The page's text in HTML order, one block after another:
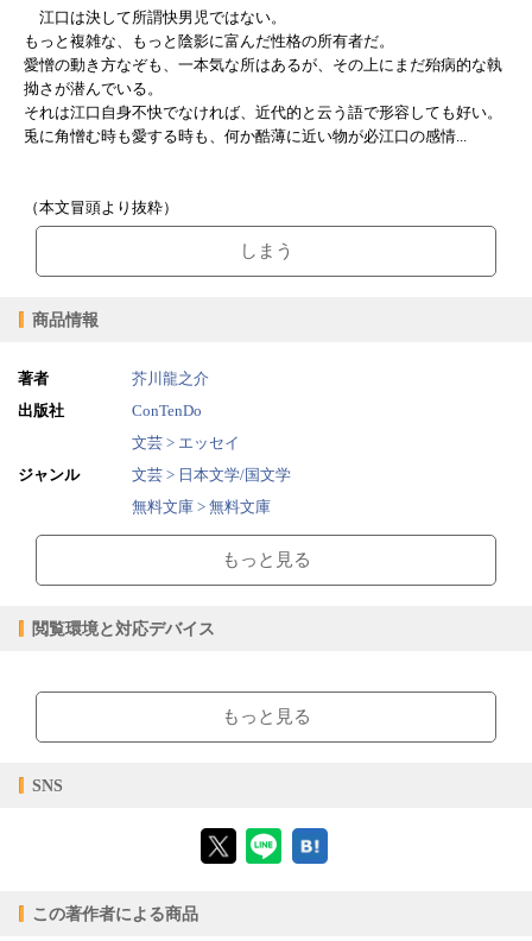
江口は決して所謂快男児ではない。
もっと複雑な、もっと陰影に富んだ性格の所有者だ。
愛憎の動き方なぞも、一本気な所はあるが、その上にまだ殆病的な執
拗さが潜んでいる。
それは江口自身不快でなければ、近代的と云う語で形容しても好い。
兎に角憎む時も愛する時も、何か酷薄に近い物が必江口の感情...
（本文冒頭より抜粋）
しまう
商品情報
著者
芥川龍之介
出版社
ConTenDo
ジャンル
文芸 > エッセイ
文芸 > 日本文学/国文学
無料文庫 > 無料文庫
販売開始日
2015/04/08
【販売形態】
もっと見る
閲覧環境と対応デバイス
ブラウザビューア・PC版ConTenDoビューア・モバイルビューア
【対応デバイス】
【PC版ConTenDoビューア】
もっと見る
SNS
この著作者による商品